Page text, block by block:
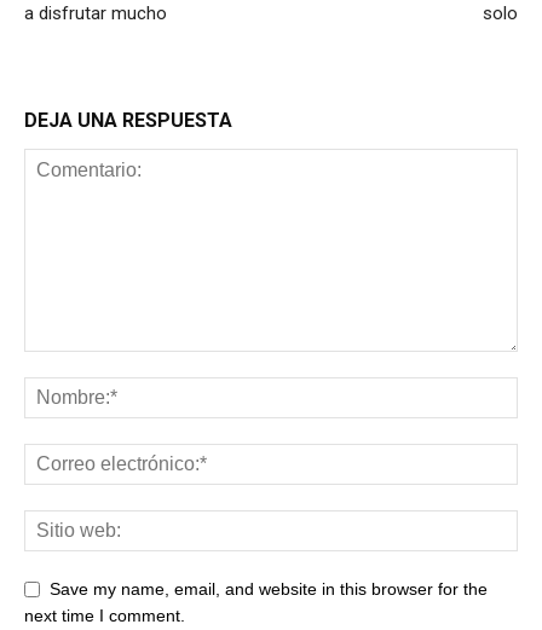
a disfrutar mucho
solo
DEJA UNA RESPUESTA
Save my name, email, and website in this browser for the
next time I comment.